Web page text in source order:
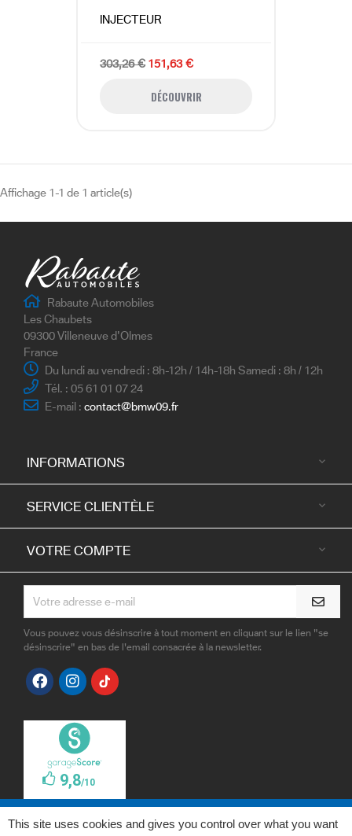
INJECTEUR
303,26 € 151,63 €
DÉCOUVRIR
Affichage 1-1 de 1 article(s)
Rabaute Automobiles
Les Chaubets
09300 Villeneuve d'Olmes
France
Du lundi au vendredi : 8h-12h / 14h-18h Samedi : 8h / 12h
Tél. : 05 61 01 07 24
E-mail : contact@bmw09.fr
INFORMATIONS 
SERVICE CLIENTÈLE 
VOTRE COMPTE 
Vous pouvez vous désinscrire à tout moment en cliquant sur le lien "se
désinscrire" en bas de l'email consacrée à la newsletter.
This site uses cookies and gives you control over what you want